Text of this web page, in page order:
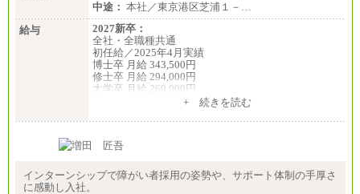
中途： 本社／東京港区芝浦１－…
給与
2027新卒：
全社・全職種共通
初任給／2025年4月実績
博士卒 月給 343,500円
修士卒 月給 294,000円
大学卒 月給 269,000円
※試用期間の給与に変更はございません
中途：
す。
+ 続きを読む
インターンシップで障がい者採用の姿勢や、サポート体制の手厚さ
に感動し入社。